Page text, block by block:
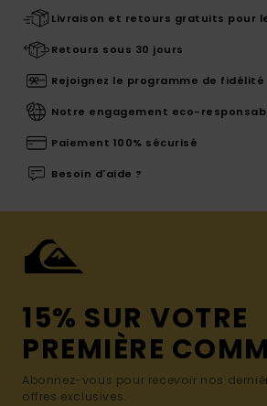
Livraison et retours gratuits pour
Retours sous 30 jours
Rejoignez le programme de fidélité
Notre engagement eco-
Paiement 100% sécurisé
Besoin d'aide ?
15% SUR VOTRE
PREMIÈRE
Abonnez-vous pour recevoir nos
offres exclusives.